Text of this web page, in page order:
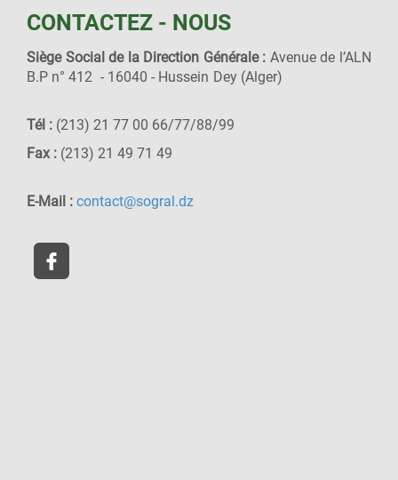
CONTACTEZ - NOUS
Siège Social de la Direction Générale : Avenue de l’ALN
B.P n° 412 - 16040 - Hussein Dey (Alger)
Tél : (213) 21 77 00 66/77/88/99
Fax : (213) 21 49 71 49
E-Mail : contact@sogral.dz